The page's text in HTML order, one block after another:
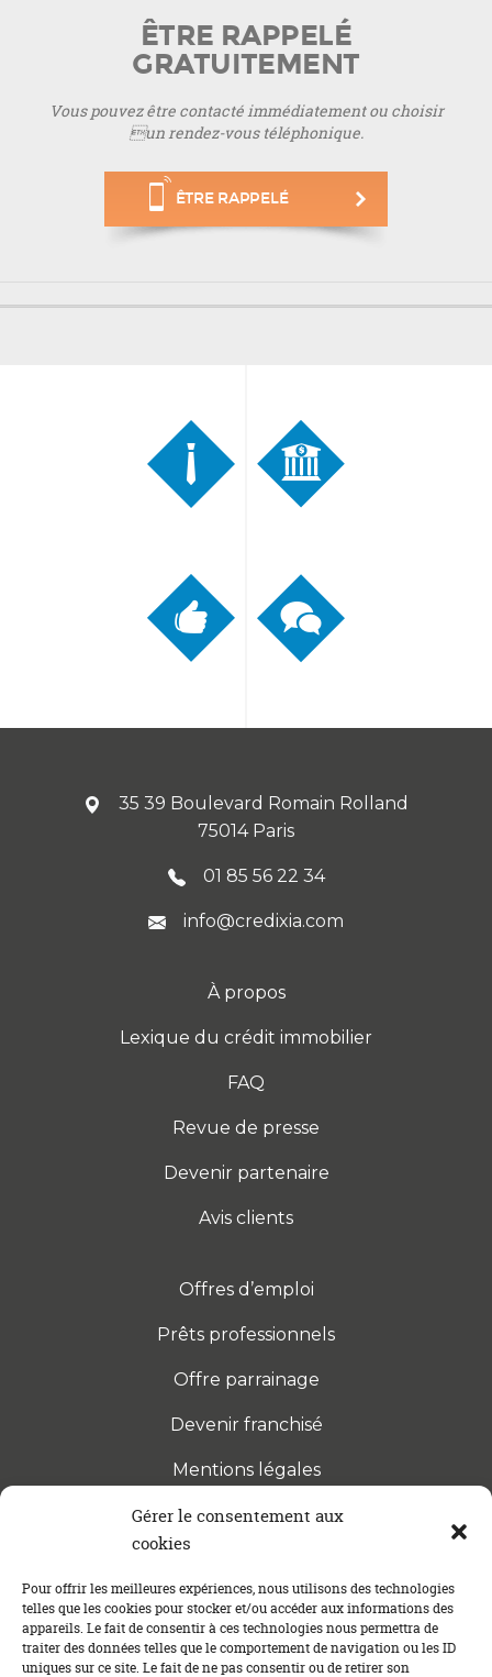
Gérer le consentement aux
cookies
Pour offrir les meilleures expériences, nous utilisons des technologies
telles que les cookies pour stocker et/ou accéder aux informations des
appareils. Le fait de consentir à ces technologies nous permettra de
traiter des données telles que le comportement de navigation ou les ID
uniques sur ce site. Le fait de ne pas consentir ou de retirer son
ÊTRE RAPPELÉ
GRATUITEMENT
Vous pouvez être contacté immédiatement ou choisir
un rendez-vous téléphonique.
ÊTRE RAPPELÉ
35 39 Boulevard Romain Rolland
75014 Paris
01 85 56 22 34
info@credixia.com
À propos
Lexique du crédit immobilier
FAQ
Revue de presse
Devenir partenaire
Avis clients
Offres d’emploi
Prêts professionnels
Offre parrainage
Devenir franchisé
Mentions légales
S’INSCRIRE À LA NEWSLETTER
Abonnez-vous à notre newsletter pour être tenu au
courant des dernières actualités concernant le
crédit immobilier !